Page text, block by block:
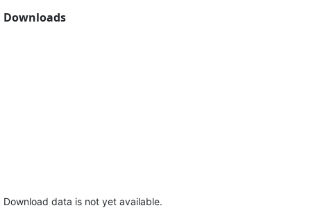
Downloads
Download data is not yet available.